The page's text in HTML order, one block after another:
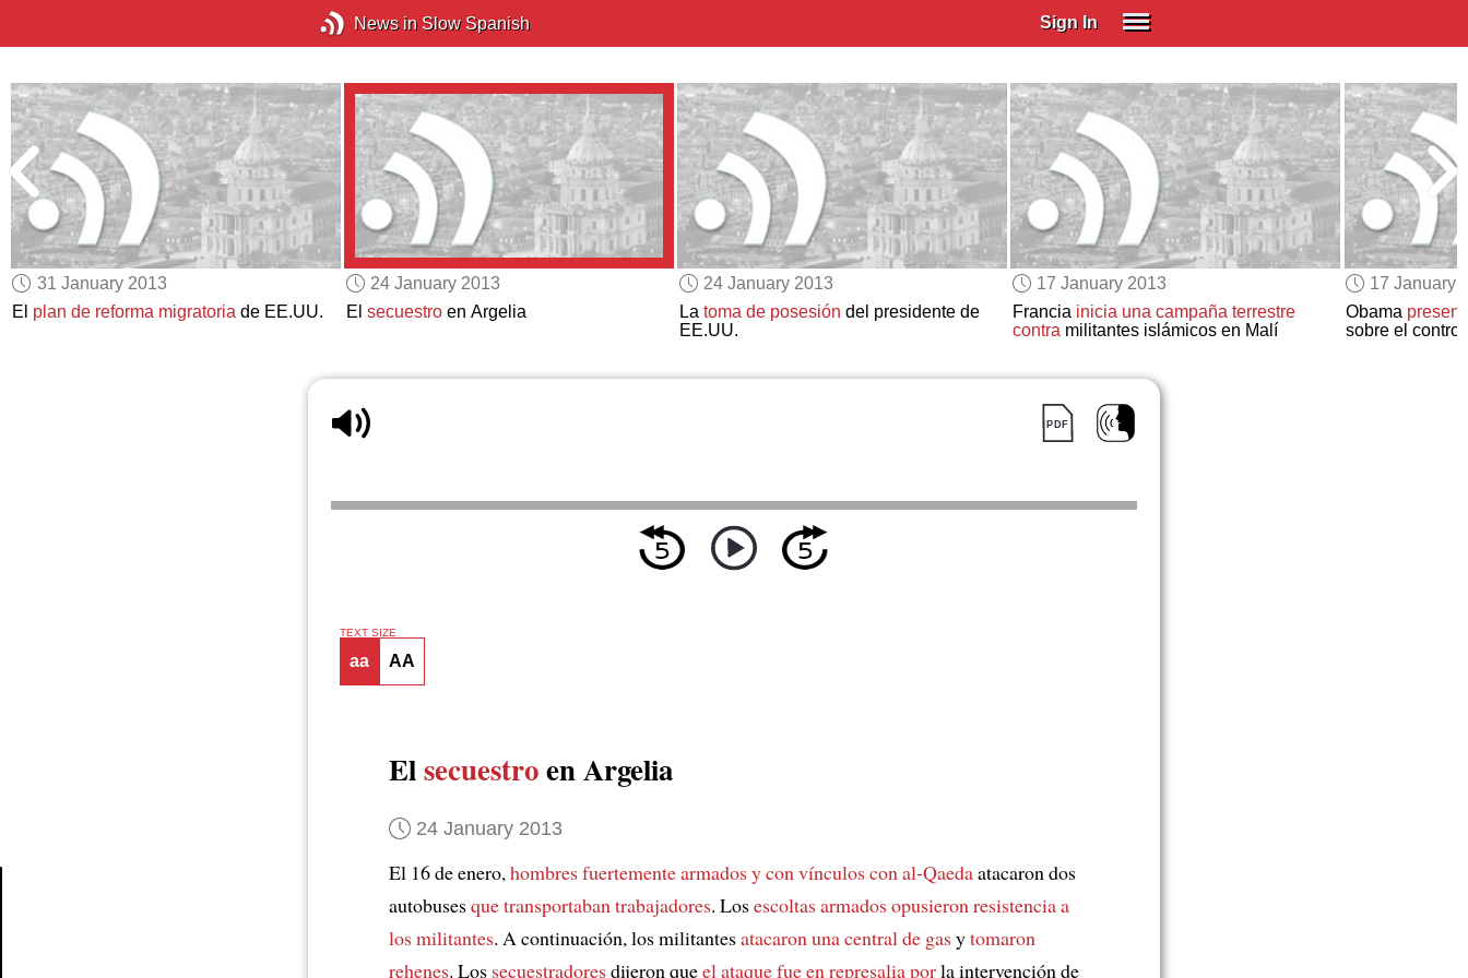
News in Slow Spanish Sign In
Spanish (Spain)
Spanish (Latino)
SUBSCRIBE
EDUCATIONAL LICENSES
GIFT CARDS
OTHER LANGUAGES
ABOUT US
31 January 2013
El plan de reforma migratoria de EE.UU.
24 January 2013
El secuestroen Argelia
24 January 2013
La toma de posesión del presidente de
EE.UU.
17 January 2013
Francia inicia una campaña terrestre
contramilitantes islámicos en Malí
17 January
Obama
sobre el
TEXT SIZE
aa AA
Elsecuestroen Argelia
24 January 2013
El 16 de enero,hombres fuertemente armados y con vínculos con al-Qaedaatacaron dos
autobusesque transportaban trabajadores. Losescoltas armadosopusieron resistencia a
los militantes. A continuación, los militantesatacaron una central de gasytomaron
rehenes. Los secuestradoresdijeron queel ataque fue en represalia porla intervención de